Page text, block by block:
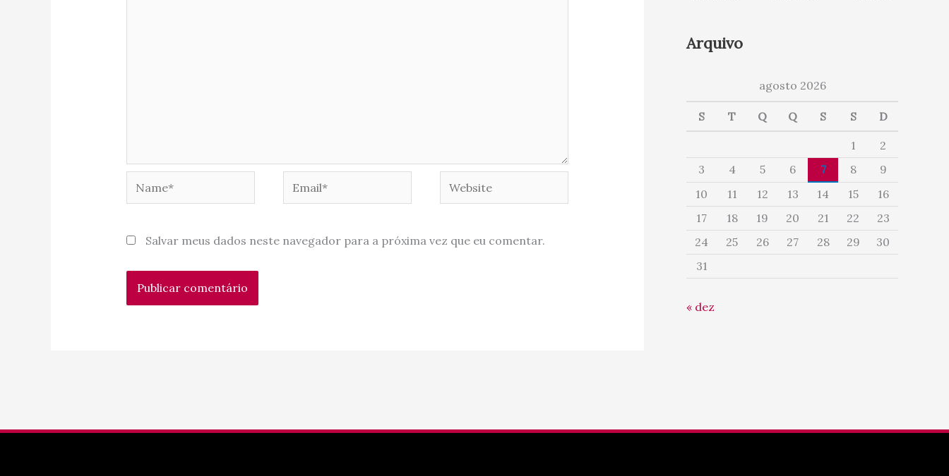
Website
Salvar meus dados neste navegador para a próxima vez que eu comentar.
Arquivo
agosto 2026
S T Q Q S S D
1
2
3
4 5 6 7 8
9
10
11 12 13 14 15
16
17
18 19 20 21 22
23
24
25 26 27 28 29
30
31
« dez